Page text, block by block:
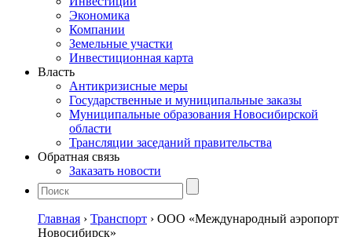
Экономика
Компании
Земельные участки
Инвестиционная карта
Власть
Антикризисные меры
Государственные и муниципальные заказы
Муниципальные образования Новосибирской
области
Трансляции заседаний правительства
Обратная связь
Заказать новости
Главная › Транспорт › ООО «Международный аэропорт
Новосибирск»